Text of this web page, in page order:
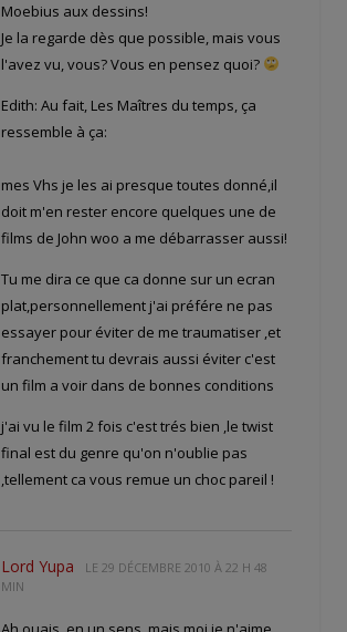
Moebius aux dessins!
Je la regarde dès que possible, mais vous
l'avez vu, vous? Vous en pensez quoi?
Edith: Au fait, Les Maîtres du temps, ça
ressemble à ça:
mes Vhs je les ai presque toutes donné,il
doit m'en rester encore quelques une de
films de John woo a me débarrasser aussi!
Tu me dira ce que ca donne sur un ecran
plat,personnellement j'ai préfére ne pas
essayer pour éviter de me traumatiser ,et
franchement tu devrais aussi éviter c'est
un film a voir dans de bonnes conditions
j'ai vu le film 2 fois c'est trés bien ,le twist
final est du genre qu'on n'oublie pas
,tellement ca vous remue un choc pareil !
Lord Yupa LE 29 DÉCEMBRE 2010 À 22 H 48
MIN